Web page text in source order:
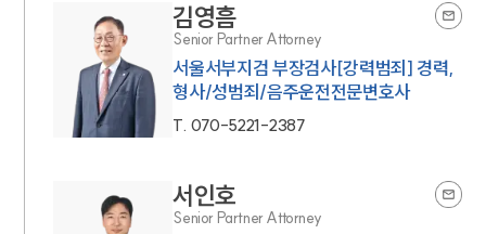
김영흠
Senior Partner Attorney
서울서부지검 부장검사[강력범죄] 경력,
형사/성범죄/음주운전전문변호사
T. 070-5221-2387
서인호
Senior Partner Attorney